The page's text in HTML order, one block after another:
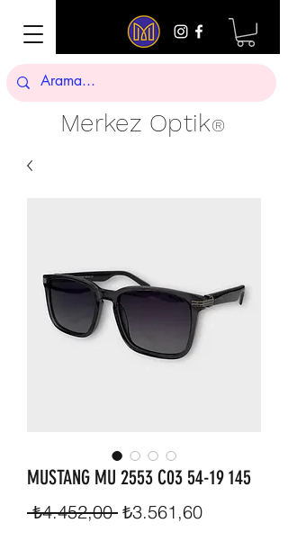
Merkez Optik®
MUSTANG MU 2553 C03 54-19 145
₺4.452,00 Normal
₺3.561,60İndirimli